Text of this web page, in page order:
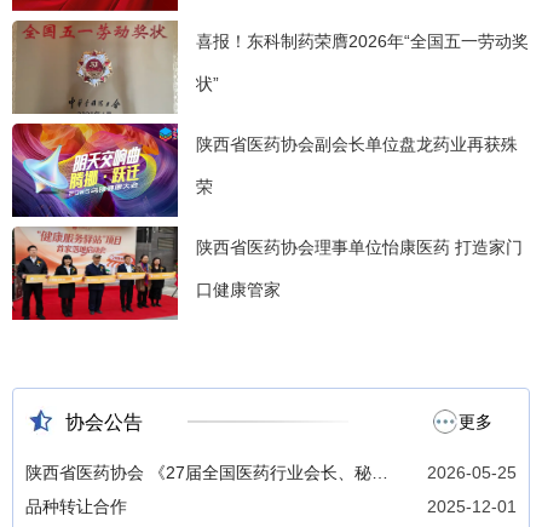
喜报！东科制药荣膺2026年“全国五一劳动奖
状”
陕西省医药协会副会长单位盘龙药业再获殊
荣
陕西省医药协会理事单位怡康医药 打造家门
口健康管家
协会公告 更多
2026-05-25
陕西省医药协会 《27届全国医药行业会长、秘书
长联席会议》 招商函
2025-12-01
品种转让合作